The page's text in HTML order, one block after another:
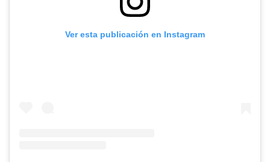
Ver esta publicación en Instagram